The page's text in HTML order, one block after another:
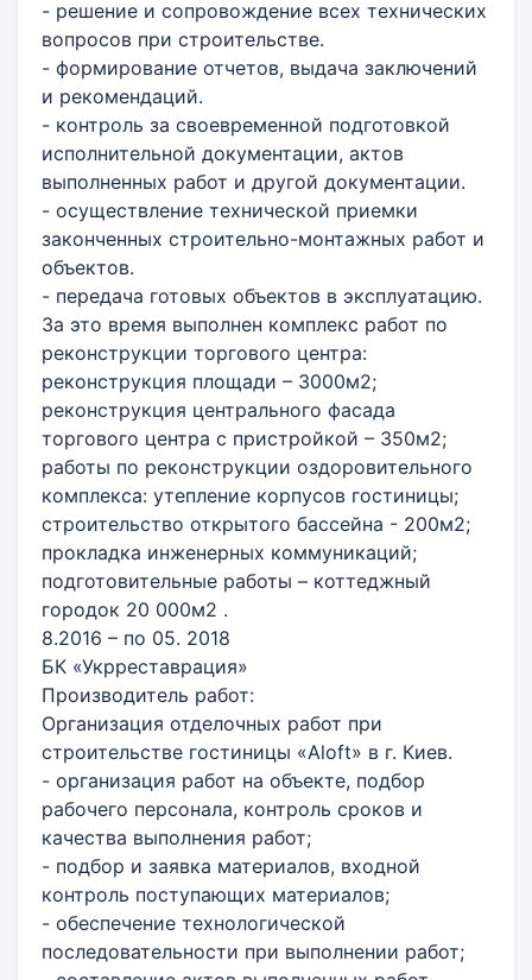
- решение и сопровождение всех технических
вопросов при строительстве.
- формирование отчетов, выдача заключений
и рекомендаций.
- контроль за своевременной подготовкой
исполнительной документации, актов
выполненных работ и другой документации.
- осуществление технической приемки
законченных строительно-монтажных работ и
объектов.
- передача готовых объектов в эксплуатацию.
За это время выполнен комплекс работ по
реконструкции торгового центра:
реконструкция площади – 3000м2;
реконструкция центрального фасада
торгового центра с пристройкой – 350м2;
работы по реконструкции оздоровительного
комплекса: утепление корпусов гостиницы;
строительство открытого бассейна - 200м2;
прокладка инженерных коммуникаций;
подготовительные работы – коттеджный
городок 20 000м2 .
8.2016 – по 05. 2018
БК «Укрреставрация»
Производитель работ:
Организация отделочных работ при
строительстве гостиницы «Aloft» в г. Киев.
- организация работ на объекте, подбор
рабочего персонала, контроль сроков и
качества выполнения работ;
- подбор и заявка материалов, входной
контроль поступающих материалов;
- обеспечение технологической
последовательности при выполнении работ;